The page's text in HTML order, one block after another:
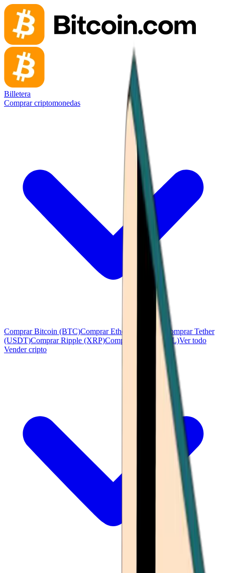
Billetera
Comprar criptomonedas
Comprar Bitcoin (BTC)Comprar Ethereum (ETH)
Comprar Tether
(USDT)Comprar Ripple (XRP)Comprar Solana (SOL)Ver todo
Vender cripto